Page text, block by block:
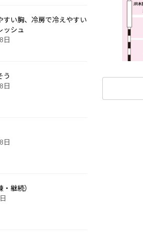
すい胸、冷房で冷えやすい
ッシュ
日
う
日
日
継続）